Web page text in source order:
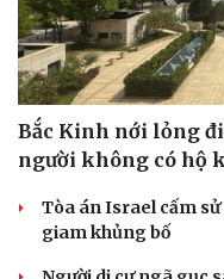
Cải chính
Bắc Kinh nới lỏng
người không có hộ
Tòa án Israel cấm
giam khủng bố